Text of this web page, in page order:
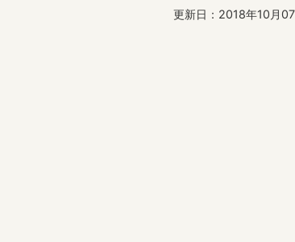
更新日：2018年10月